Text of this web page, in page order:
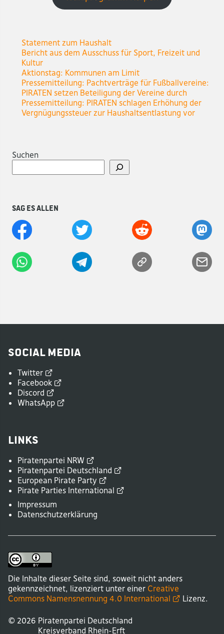
Statement zum Haushalt
Bericht aus dem Ausschuss für Sport, Freizeit und
Kultur
Aktionstag: Kommunen am Limit
Pressemitteilung: Pachtverträge für Fußballvereine:
PIRATEN setzen Beteiligung der Vereine durch
Pressemitteilung: PIRATEN schlagen Erhöhung der
Vergnügungssteuer zur Haushaltsentlastung vor
Suchen
Sag es allen
Social Media
Twitter
Facebook
Discord
WhatsApp
Links
Piratenpartei NRW
Piratenpartei Deutschland
European Pirate Party
Pirate Parties International
Impressum
Datenschutzerklärung
Die Inhalte dieser Seite sind, soweit nicht anders
gekennzeichnet, lizenziert unter einer Creative
Commons Namensnennung 4.0 International Lizenz.
© 2026 Piratenpartei Deutschland
Kreisverband Rhein-Erft